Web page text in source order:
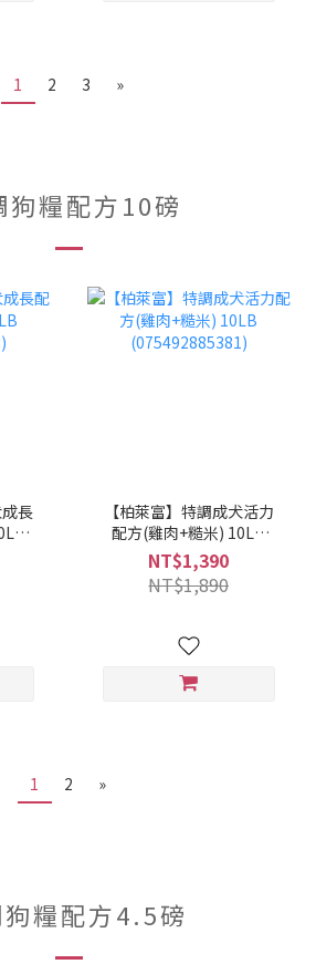
1 2 3 »
狗糧配方10磅
長
【柏萊富】特調成犬活力
配方(雞肉+糙米) 10LB
(075492885381)
NT$1,390
NT$1,890
1 2 »
糧配方4.5磅